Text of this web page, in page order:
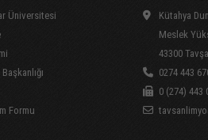
Üniversitesi
Formu
Kütahya
Meslek
43300
0274 443
0 (274) 443